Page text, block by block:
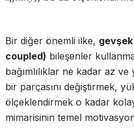
Bir diğer önemli ilke, gevşek
coupled) bileşenler
bağımlılıklar ne kadar az
bir parçasını değiştirmek,
ölçeklendirmek o kadar
mimarisinin temel